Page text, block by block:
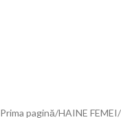
Prima pagină HAINE FEMEI